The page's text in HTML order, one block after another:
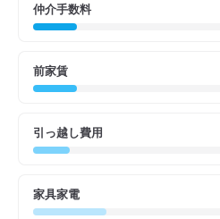
仲介手数料
前家賃
引っ越し費用
家具家電